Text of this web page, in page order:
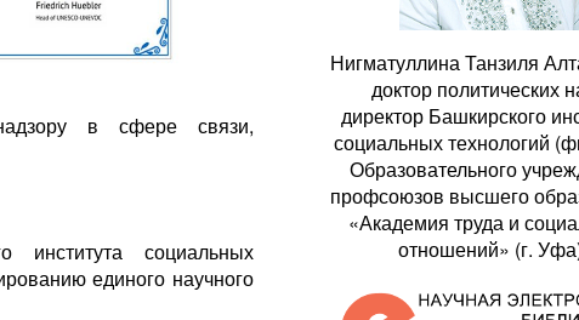
в сфере связи,
социальных
единого научного
Нигматуллина Танзиля
доктор политических
директор Башкирского
социальных технологий
Образовательного
профсоюзов высшего
«Академия труда и
отношений» (г.